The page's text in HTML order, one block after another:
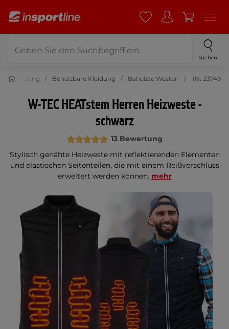
suchen
Bekleidung Beheizbare Kleidung Beheizte Westen IN: 23749
W-TEC HEATstem Herren Heizweste -
schwarz
13 Bewertung
Stylisch genähte Heizweste mit reflektierenden Elementen
und elastischen Seitenteilen, die mit einem Reißverschluss
erweitert werden können. mehr